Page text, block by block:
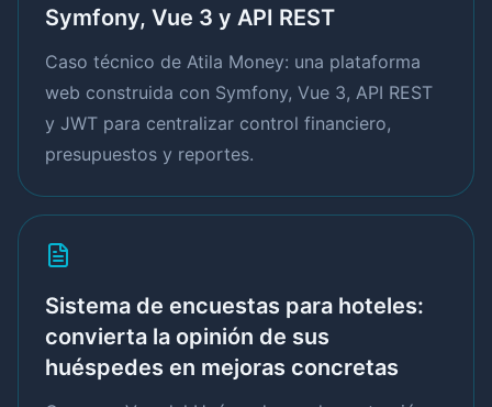
Symfony, Vue 3 y API REST
Caso técnico de Atila Money: una plataforma
web construida con Symfony, Vue 3, API REST
y JWT para centralizar control financiero,
presupuestos y reportes.
Sistema de encuestas para hoteles:
convierta la opinión de sus
huéspedes en mejoras concretas